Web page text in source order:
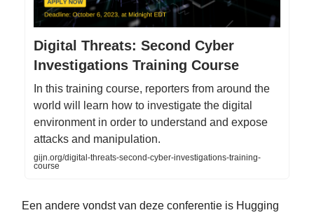
Digital Threats: Second Cyber
Investigations Training Course
In this training course, reporters from around the
world will learn how to investigate the digital
environment in order to understand and expose
attacks and manipulation.
gijn.org/digital-threats-second-cyber-investigations-training-
course
Een andere vondst van deze conferentie is Hugging